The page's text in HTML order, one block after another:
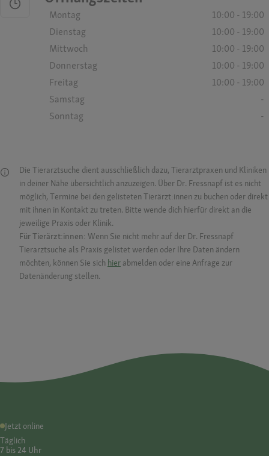
Montag
10:00 - 19:00
Dienstag
10:00 - 19:00
Mittwoch
10:00 - 19:00
Donnerstag
10:00 - 19:00
Freitag
10:00 - 19:00
Samstag
-
Sonntag
-
Die Tierarztsuche dient ausschließlich dazu, Tierarztpraxen und Kliniken
in deiner Nähe übersichtlich anzuzeigen. Über Dr. Fressnapf ist es nicht
möglich, Termine bei den gelisteten Tierärzt:innen zu buchen oder direkt
mit ihnen in Kontakt zu treten. Bitte wende dich hierfür direkt an die
jeweilige Praxis oder Klinik.
Für Tierärzt:innen: Wenn Sie nicht mehr auf der Dr. Fressnapf
Tierarztsuche als Praxis gelistet werden oder Ihre Daten ändern
möchten, können Sie sich hier abmelden oder eine Anfrage zur
Datenänderung stellen.
Jetzt online
Täglich
7 bis 24 Uhr